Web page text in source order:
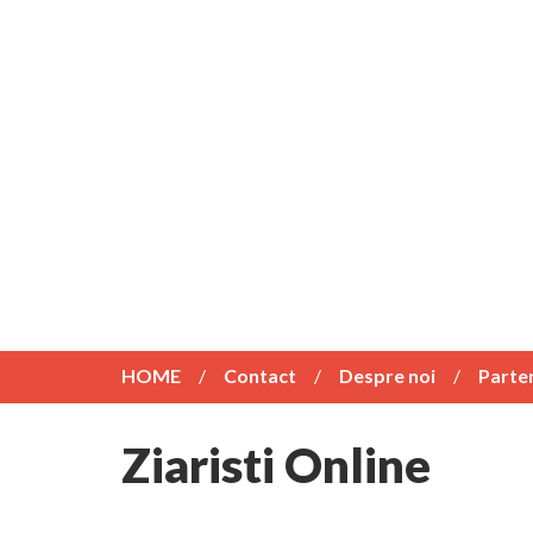
HOME Contact Despre noi
Ziaristi Online